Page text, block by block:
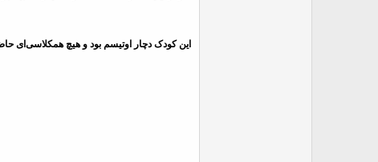
این کودک دچار اوتیسم بود و هیچ همکلاسی‌ای